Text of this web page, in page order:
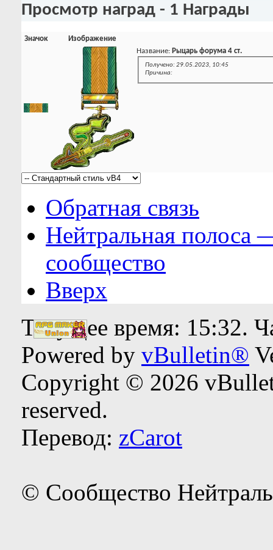
Просмотр наград - 1 Награды
Значок
Изображение
Название: Рыцарь форума 4 ст.
Получено: 29.05.2023, 10:45
Причина:
Обратная связь
Нейтральная полоса
сообщество
Вверх
Текущее время: 15:32.
Powered by vBulletin®
Copyright © 2026
reserved.
Перевод: zCarot
© Сообщество